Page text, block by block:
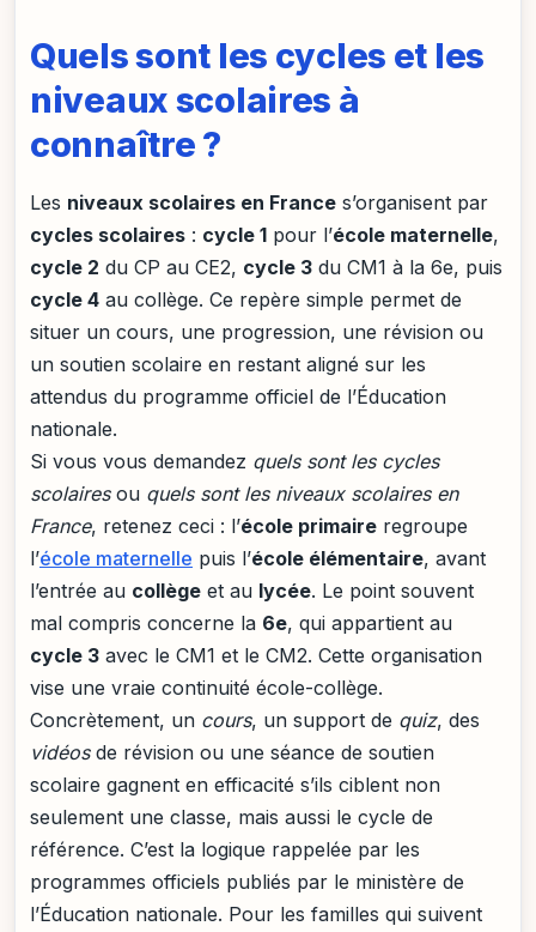
Quels sont les cycles et les
niveaux scolaires à
connaître ?
Les niveaux scolaires en France s’organisent par
cycles scolaires : cycle 1 pour l’école maternelle,
cycle 2 du CP au CE2, cycle 3 du CM1 à la 6e, puis
cycle 4 au collège. Ce repère simple permet de
situer un cours, une progression, une révision ou
un soutien scolaire en restant aligné sur les
attendus du programme officiel de l’Éducation
nationale.
Si vous vous demandez quels sont les cycles
scolairesou quels sont les niveaux scolaires en
France, retenez ceci : l’école primaire regroupe
l’école maternelle puis l’école élémentaire, avant
l’entrée au collège et au lycée. Le point souvent
mal compris concerne la 6e, qui appartient au
cycle 3 avec le CM1 et le CM2. Cette organisation
vise une vraie continuité école-collège.
Concrètement, un cours, un support de quiz, des
vidéosde révision ou une séance de soutien
scolaire gagnent en efficacité s’ils ciblent non
seulement une classe, mais aussi le cycle de
référence. C’est la logique rappelée par les
programmes officiels publiés par le ministère de
l’Éducation nationale. Pour les familles qui suivent